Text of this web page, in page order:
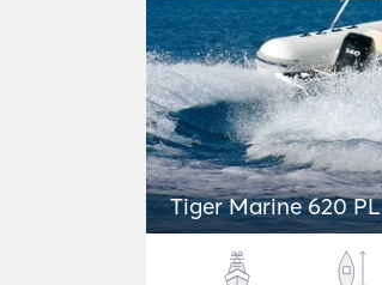
Tiger Marine 620 PL